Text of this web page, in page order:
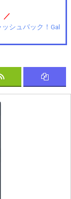
／
シュバック！Gal